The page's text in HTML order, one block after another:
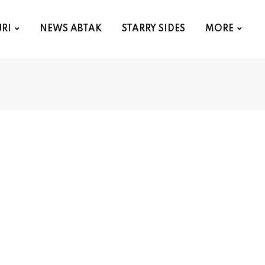
NEWS ABTAK STARRY SIDES MORE